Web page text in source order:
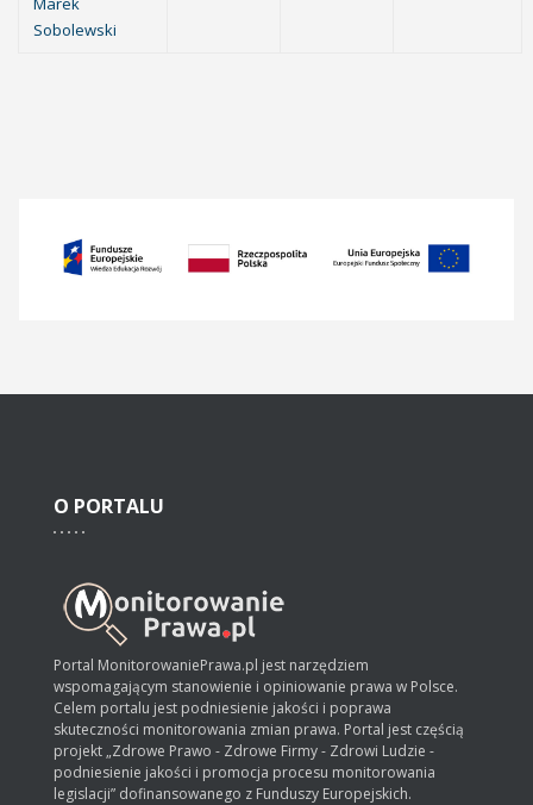
Sobolewski
O PORTALU
Portal MonitorowaniePrawa.pl jest narzędziem
wspomagającym stanowienie i opiniowanie prawa w Polsce.
Celem portalu jest podniesienie jakości i poprawa
skuteczności monitorowania zmian prawa. Portal jest częścią
projekt „Zdrowe Prawo - Zdrowe Firmy - Zdrowi Ludzie -
podniesienie jakości i promocja procesu monitorowania
legislacji” dofinansowanego z Funduszy Europejskich.